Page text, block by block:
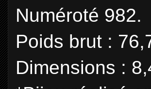
Numéroté 982.
Poids brut :
Dimensions :